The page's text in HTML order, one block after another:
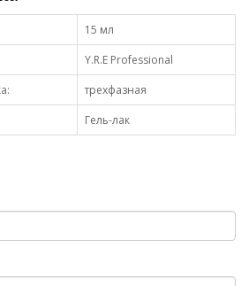
15 мл
Y.R.E Professional
трехфазная
Гель-лак